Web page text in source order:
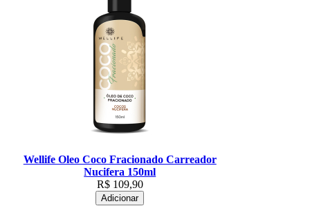
Wellife Oleo Coco Fracionado Carreador
Nucifera 150ml
R$ 109,90
Adicionar